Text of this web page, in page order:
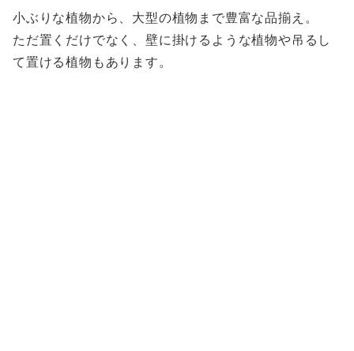
小ぶりな植物から、大型の植物まで豊富な品揃え。
ただ置くだけでなく、壁に掛けるような植物や吊るし
て置ける植物もあります。